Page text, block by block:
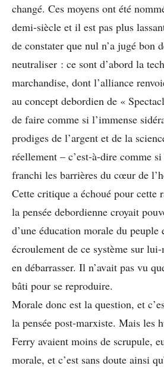
changé. Ces moyens ont été
demi-siècle et il est pas plus
de constater que nul n’a jugé bon
neutraliser : ce sont d’abord la
marchandise, dont l’alliance
au concept debordien de «
de faire comme si l’immense
prodiges de l’argent et de la
réellement – c’est-à-dire comme
franchi les barrières du cœur de
Cette critique a échoué pour cette
la pensée debordienne croyait
d’une éducation morale du peuple
écroulement de ce système sur
en débarrasser. Il n’avait pas vu
bâti pour se reproduire.
Morale donc est la question, et
la pensée post-marxiste. Mais les
Ferry avaient moins de scrupule,
morale, et c’est sans doute ainsi